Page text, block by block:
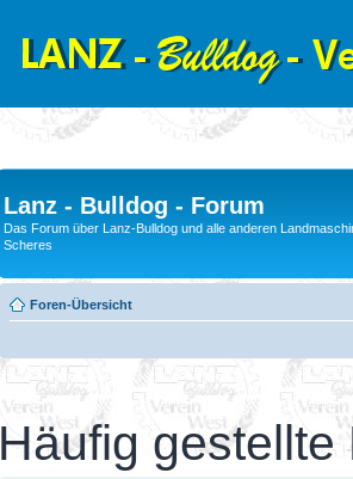
Lanz - Bulldog - Forum
Das Forum über Lanz-Bulldog und alle anderen
Scheres
Foren-Übersicht
Häufig gestellte